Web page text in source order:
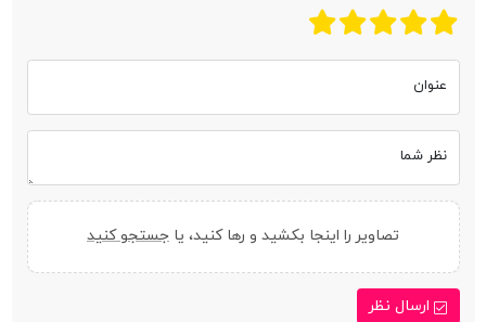
عنوان
نظر شما
تصاویر را اینجا بکشید و رها کنید، یا جستجو کنید
ارسال نظر